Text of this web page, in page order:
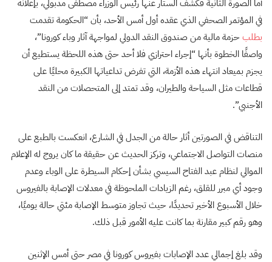
أما الصورة الثانية فكشف الستار عنها رئيس الوزراء مصطفى مدبولي، بإعلانه
في المؤتمر الصحفي الذي عقده أول أمس الأحد، بأن “الحكومة تقدمت
بطلبحزمة مالية من صندوق النقد الدولي لمواجهة آثار وباء كورونا”،
واصفًا الخطوة بأنها “إجراء احترازي فلا أحد حتى هذه اللحظة يستطيع أن
يجزم بميعاد انتهاء هذه الأزمة، التي تفرض تداعياتها الكبيرة محليًا على
قطاعات مثل السياحة والطيران، وقد تمتد إلى المتحصلات من النقد
الأجنبي”.
التناقض في الصورتين أثار حالة من الجدل في الشارع، انعكست بالطبع على
منصات التواصل الاجتماعي، وتركز الحديث عن حقيقة ما كان يروج له الإعلام
الموالي لنظام عبد الفتاح السيسي بشأن إحكام السيطرة على الوباء وعدم
وجود أي مبرر للقلق، رغم الزيادات الملحوظة في معدلات الإصابة بالفيروس
خلال الأسبوع الأخير تحديدًا، حيث تجاوز متوسط الإصابة مئتي حالة يوميًا،
وهو رقم كبير مقارنة بما كانت عليه الأمور قبل ذلك.
وقد بلغ إجمالي عدد الإصابات بفيروس كورونا في مصر حتى أمس الإثنين